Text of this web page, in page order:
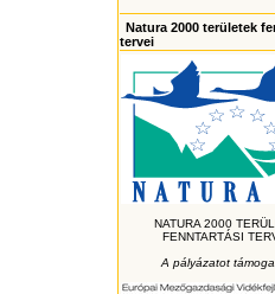
Natura 2000 területek
tervei
NATURA 2000
FENNTARTÁSI
A pályázatot